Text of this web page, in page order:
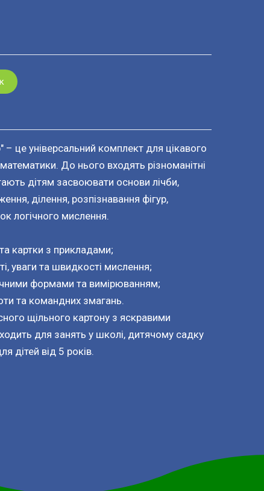
– це універсальний комплект для цікавого
До нього входять різноманітні
дітям засвоювати основи лічби,
ділення, розпізнавання фігур,
логічного мислення.
картки з прикладами;
уваги та швидкості мислення;
формами та вимірюванням;
та командних змагань.
щільного картону з яскравими
для занять у школі, дитячому садку
дітей від 5 років.